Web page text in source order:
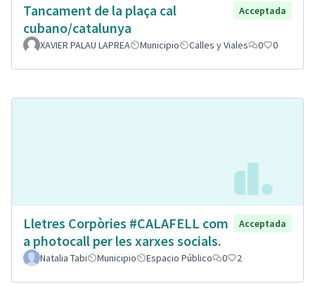
Tancament de la plaça cal
cubano/catalunya
Acceptada
XAVIER PALAU LAPREA Municipio Calles y Viales 0 0
Lletres Corpòries #CALAFELL com
a photocall per les xarxes socials.
Acceptada
Natalia Tabi Municipio Espacio Público 0 2